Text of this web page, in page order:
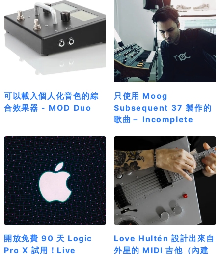
可以載入個人化音色的綜
合效果器 - MOD Duo
只使用 Moog
Subsequent 37 製作的
歌曲－ Incomplete
開放免費 90 天 Logic
Pro X 試用！Live
Love Hultén 設計出來自
外星的 MIDI 吉他（內建